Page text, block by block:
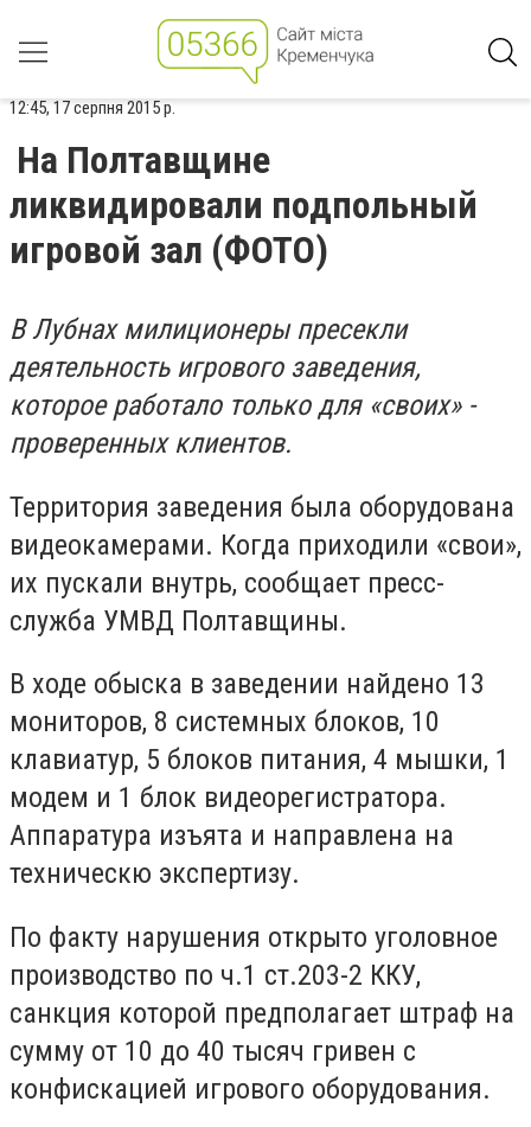
12:45, 17 серпня 2015 р.
На Полтавщине
ликвидировали подпольный
игровой зал (ФОТО)
В Лубнах милиционеры пресекли
деятельность игрового заведения,
которое работало только для «своих» -
проверенных клиентов.
Территория заведения была оборудована
видеокамерами. Когда приходили «свои»,
их пускали внутрь, сообщает пресс-
служба УМВД Полтавщины.
В ходе обыска в заведении найдено 13
мониторов, 8 системных блоков, 10
клавиатур, 5 блоков питания, 4 мышки, 1
модем и 1 блок видеорегистратора.
Аппаратура изъята и направлена на
техническю экспертизу.
По факту нарушения открыто уголовное
производство по ч.1 ст.203-2 ККУ,
санкция которой предполагает штраф на
сумму от 10 до 40 тысяч гривен с
конфискацией игрового оборудования.